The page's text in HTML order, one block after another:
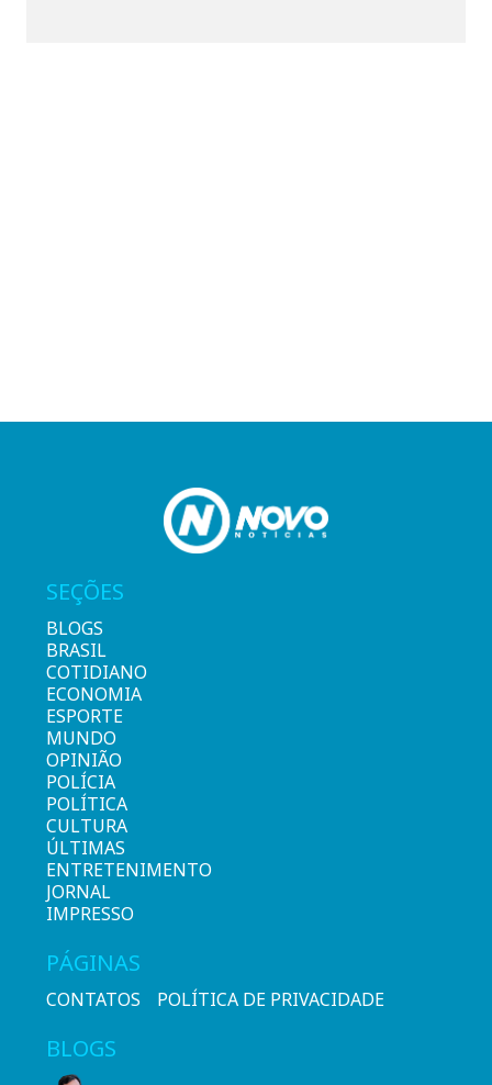
SEÇÕES
BLOGS
BRASIL
COTIDIANO
ECONOMIA
ESPORTE
MUNDO
OPINIÃO
POLÍCIA
POLÍTICA
CULTURA
ÚLTIMAS
ENTRETENIMENTO
JORNAL
IMPRESSO
PÁGINAS
CONTATOS POLÍTICA DE PRIVACIDADE
BLOGS